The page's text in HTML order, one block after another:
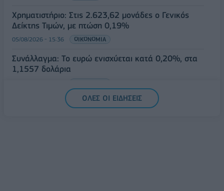
Χρηματιστήριο: Στις 2.623,62 μονάδες ο Γενικός
Δείκτης Τιμών, με πτώση 0,19%
05/08/2026 - 15:36 ΟΙΚΟΝΟΜΙΑ
Συνάλλαγμα: Το ευρώ ενισχύεται κατά 0,20%, στα
1,1557 δολάρια
ΟΛΕΣ ΟΙ ΕΙΔΗΣΕΙΣ